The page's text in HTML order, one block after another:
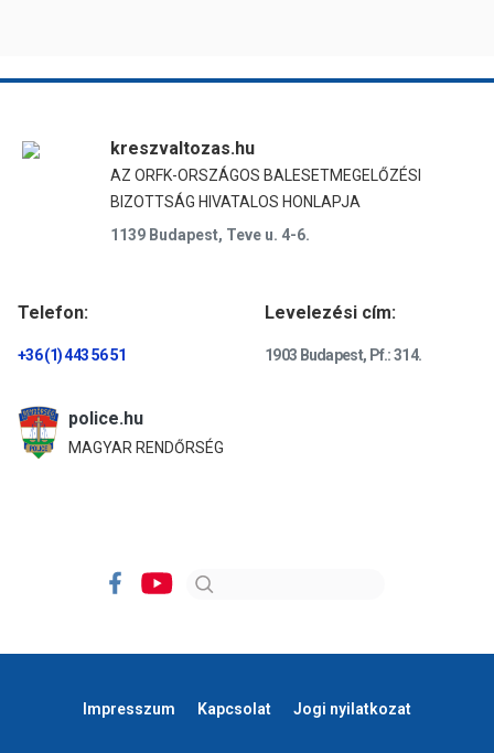
kreszvaltozas.hu
AZ ORFK-ORSZÁGOS BALESETMEGELŐZÉSI
BIZOTTSÁG HIVATALOS HONLAPJA
1139 Budapest, Teve u. 4-6.
Telefon:
+36 (1) 443 56 51
Levelezési cím:
1903 Budapest, Pf.: 314.
police.hu
MAGYAR RENDŐRSÉG
Impresszum Kapcsolat Jogi nyilatkozat